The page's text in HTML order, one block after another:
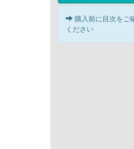
購入前に目次をご
ください